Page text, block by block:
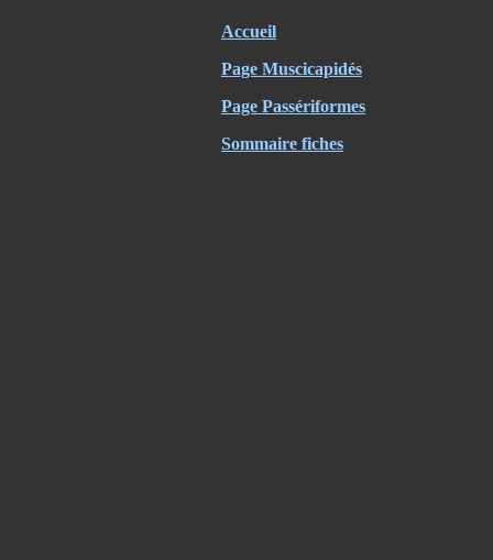
Accueil
Page Muscicapidés
Page Passériformes
Sommaire fiches